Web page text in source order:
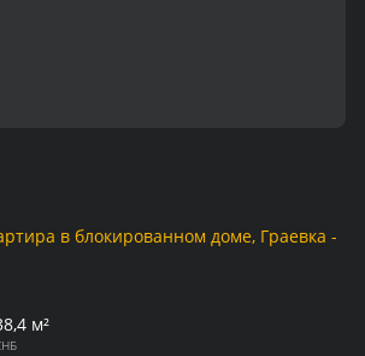
в блокированном доме, Граевка -
м²